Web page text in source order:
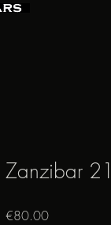
Zanzibar 21
€80.00Price